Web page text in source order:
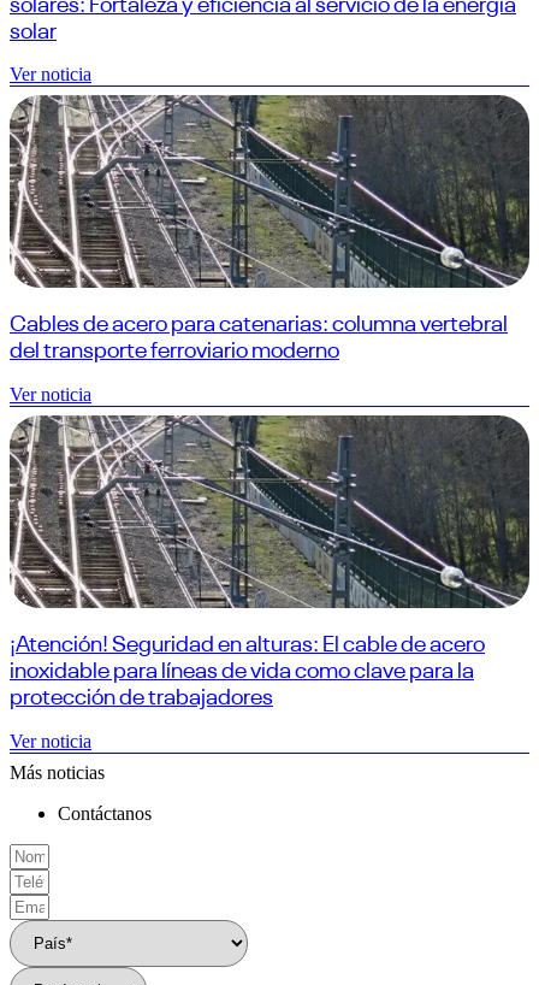
solares: Fortaleza y eficiencia al servicio de la energía
solar
Ver noticia
Cables de acero para catenarias: columna vertebral
del transporte ferroviario moderno
Ver noticia
¡Atención! Seguridad en alturas: El cable de acero
inoxidable para líneas de vida como clave para la
protección de trabajadores
Ver noticia
Más noticias
Contáctanos